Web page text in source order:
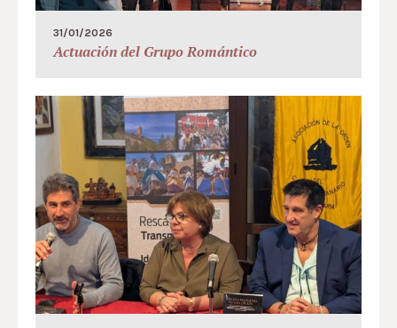
31/01/2026
Actuación del Grupo Romántico